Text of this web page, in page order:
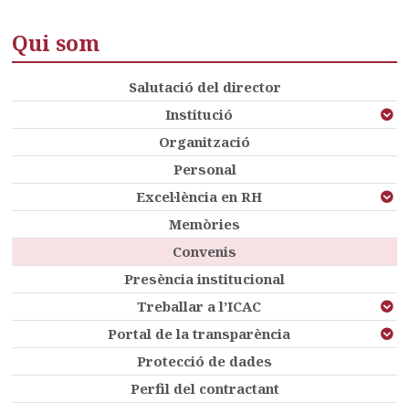
Qui som
Salutació del director
Institució
Organització
Personal
Excel·lència en RH
Memòries
Convenis
Presència institucional
Treballar a l’ICAC
Portal de la transparència
Protecció de dades
Perfil del contractant